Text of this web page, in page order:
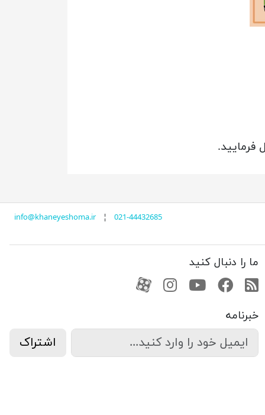
فرمایید.
info@khaneyeshoma.ir¦ 021-44432685
ما را دنبال کنید
RSS فیسبوکیوتیوبکانال آپارات
کانال آپارات
خبرنامه
اشتراک